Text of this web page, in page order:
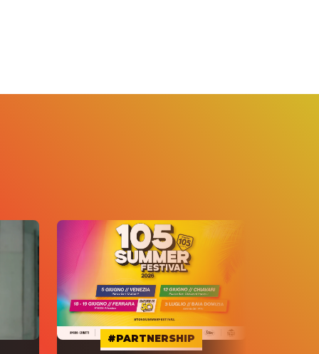
#PARTNERSHIP